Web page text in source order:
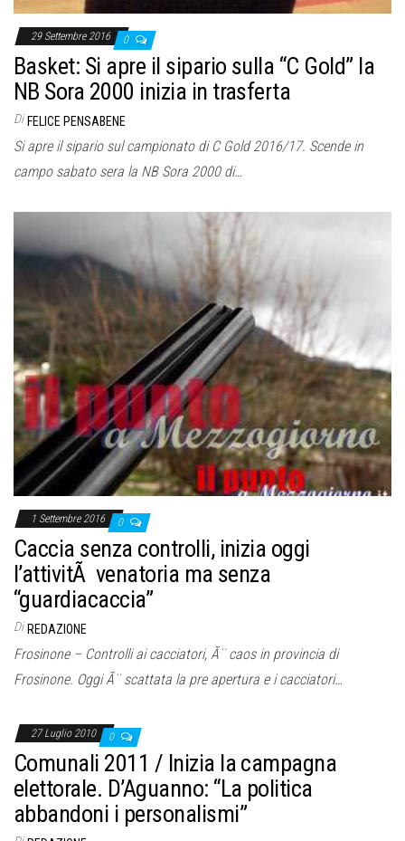
29 Settembre 2016 0
Basket: Si apre il sipario sulla “C Gold” la
NB Sora 2000 inizia in trasferta
Di FELICE PENSABENE
Si apre il sipario sul campionato di C Gold 2016/17. Scende in
campo sabato sera la NB Sora 2000 di…
1 Settembre 2016 0
Caccia senza controlli, inizia oggi
l’attivitÃ venatoria ma senza
“guardiacaccia”
Di REDAZIONE
Frosinone – Controlli ai cacciatori, Ã¨ caos in provincia di
Frosinone. Oggi Ã¨ scattata la pre apertura e i cacciatori…
27 Luglio 2010 0
Comunali 2011 / Inizia la campagna
elettorale. D’Aguanno: “La politica
abbandoni i personalismi”